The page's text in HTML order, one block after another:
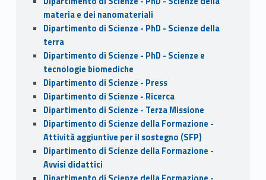
materia e dei nanomateriali
Dipartimento di Scienze - PhD - Scienze della
terra
Dipartimento di Scienze - PhD - Scienze e
tecnologie biomediche
Dipartimento di Scienze - Press
Dipartimento di Scienze - Ricerca
Dipartimento di Scienze - Terza Missione
Dipartimento di Scienze della Formazione -
Attività aggiuntive per il sostegno (SFP)
Dipartimento di Scienze della Formazione -
Avvisi didattici